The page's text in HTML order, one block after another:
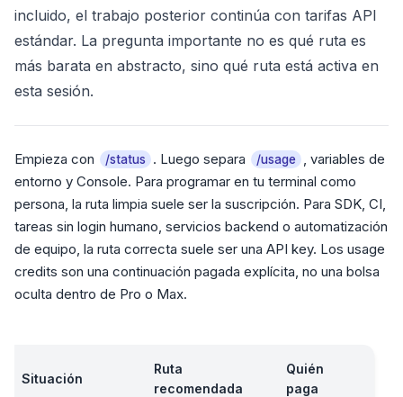
incluido, el trabajo posterior continúa con tarifas API
estándar. La pregunta importante no es qué ruta es
más barata en abstracto, sino qué ruta está activa en
esta sesión.
Empieza con /status . Luego separa /usage
, variables de
entorno y Console. Para programar en tu terminal como
persona, la ruta limpia suele ser la suscripción. Para SDK, CI,
tareas sin login humano, servicios backend o automatización
de equipo, la ruta correcta suele ser una API key. Los usage
credits son una continuación pagada explícita, no una bolsa
oculta dentro de Pro o Max.
Situación
Ruta
recomendada
Quién
paga